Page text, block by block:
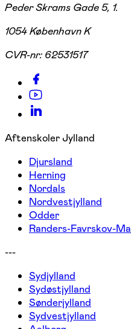
Peder Skrams Gade 5, 1.
1054 København K
CVR-nr: 62531517
Aftenskoler Jylland
Djursland
Herning
Nordals
Nordvestjylland
Odder
Randers-Favrskov-
---
Sydjylland
Sydøstjylland
Sønderjylland
Sydvestjylland